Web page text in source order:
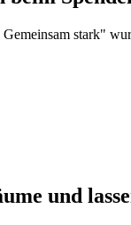
stark"
und